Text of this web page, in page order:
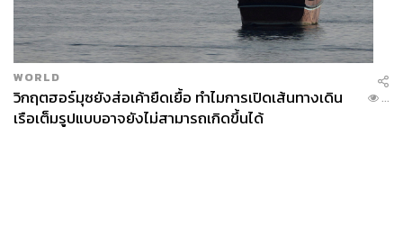
WORLD
วิกฤตฮอร์มุซยังส่อเค้ายืดเยื้อ ทำไมการเปิดเส้นทางเดิน
เรือเต็มรูปแบบอาจยังไม่สามารถเกิดขึ้นได้
...